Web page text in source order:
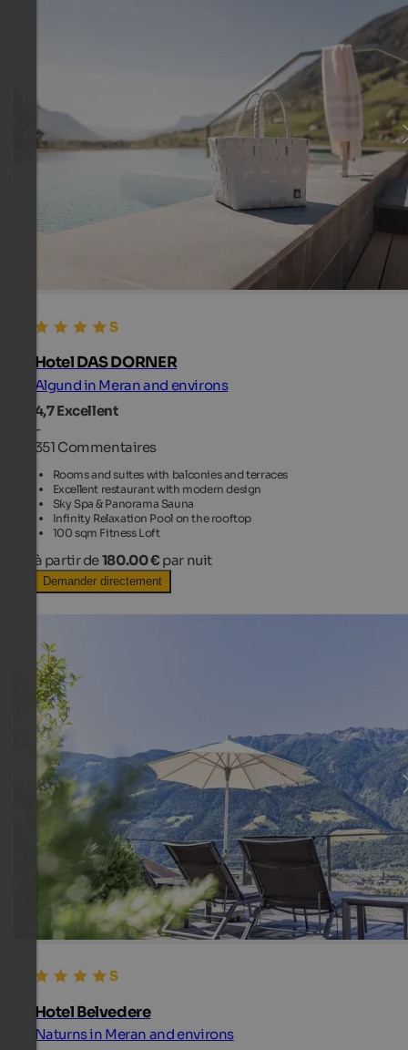
Hotel DAS DORNER
Algund in Meran and environs
4,7Excellent
-
351 Commentaires
Rooms and suites with balconies and terraces
Excellent restaurant with modern design
Sky Spa & Panorama Sauna
Infinity Relaxation Pool on the rooftop
100 sqm Fitness Loft
à partir de180.00 € par nuit
Demander directement
Hotel Belvedere
Naturns in Meran and environs